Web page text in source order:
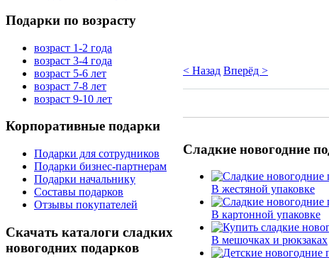
< Назад Вперёд >
Сладкие новогодние
В жестяной упаковке
В картонной упаковке
В мешочках и рюкзаках
Подарки по возрасту
возраст 1-2 года
возраст 3-4 года
возраст 5-6 лет
возраст 7-8 лет
возраст 9-10 лет
Корпоративные подарки
Подарки для сотрудников
Подарки бизнес-партнерам
Подарки начальнику
Составы подарков
Отзывы покупателей
Скачать каталоги сладких
новогодних подарков